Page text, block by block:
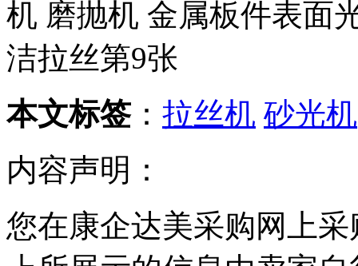
本文标签： 拉丝机 砂光机
内容声明：
您在康企达美采购网上